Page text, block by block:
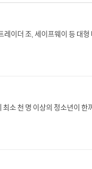
더 조, 세이프웨이 등 대형
소 천 명 이상의 청소년이